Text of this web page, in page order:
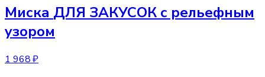
Миска ДЛЯ ЗАКУСОК с рельефным
узором
1 968 ₽